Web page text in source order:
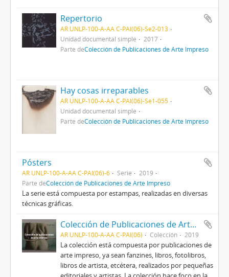
Repertorio
AR UNLP-100-A-AA C-PAI(06)-Se2-013
Unidad documental simple
2017
Parte deColección de Publicaciones de Arte Impreso
Hay cosas irreparables
AR UNLP-100-A-AA C-PAI(06)-Se1-055
Unidad documental simple
Parte deColección de Publicaciones de Arte Impreso
Pósters
AR UNLP-100-A-AA C-PAI(06)-6 Serie
2019
Parte deColección de Publicaciones de Arte Impreso
La serie está compuesta por estampas, realizadas en diversas
técnicas gráficas.
Colección de Publicaciones de Arte Impreso
AR UNLP-100-A-AA C-PAI(06) Colección 2019
La colección está compuesta por publicaciones de
arte impreso, ya sean fanzines, libros, fotolibros,
libros de artista, etcétera, realizados por pequeñas